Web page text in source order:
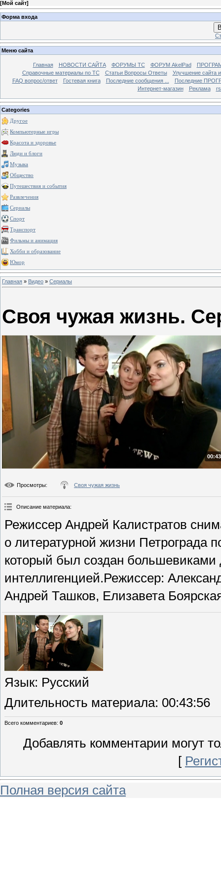
[Мой сайт]
Форма входа
Меню сайта
Главная НОВОСТИ САЙТА ФОРУМЫ TC ФОРУМ AkelPad
Справочные материалы по TС
Статьи Вопросы Ответы
Улучшение сайта
FAQ вопрос/ответ
Гостевая книга Последние сообщения ...
Последние
Интернет-магазин
Реклама
Categories
Другое
Компьютерные игры
Красота и здоровье
Люди и блоги
Музыка
Общество
Путешествия и события
Развлечения
Сериалы
Спорт
Транспорт
Фильмы и анимация
Хобби и образование
Юмор
Главная » Видео » Сериалы
Своя чужая жизнь.
Просмотры: Своя чужая жизнь
Описание материала:
Режиссер Андрей Калистратов
о литературной жизни Петрограда
который был создан большевиками
интеллигенцией.Режиссер:
Андрей Ташков, Елизавета
Язык: Русский
Длительность материала: 00:43:56
Всего комментариев: 0
Добавлять комментарии могут
[
Полная версия сайта